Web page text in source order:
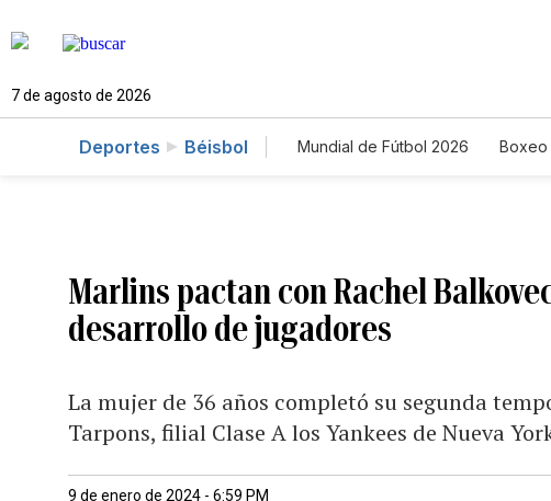
7 de agosto de 2026
Deportes Béisbol Mundial de Fútbol 2026 Boxeo
Marlins pactan con Rachel
desarrollo de jugadores
La mujer de 36 años completó su segunda
Tarpons, filial Clase A los Yankees de Nueva
9 de enero de 2024 - 6:59 PM